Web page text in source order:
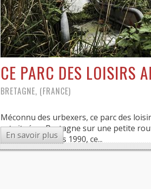
CE PARC DES LOISIRS
BRETAGNE, (FRANCE)
Méconnu des urbexers, ce parc des
est situé en Bretagne sur une petite
début des années 1990, ce...
En savoir plus